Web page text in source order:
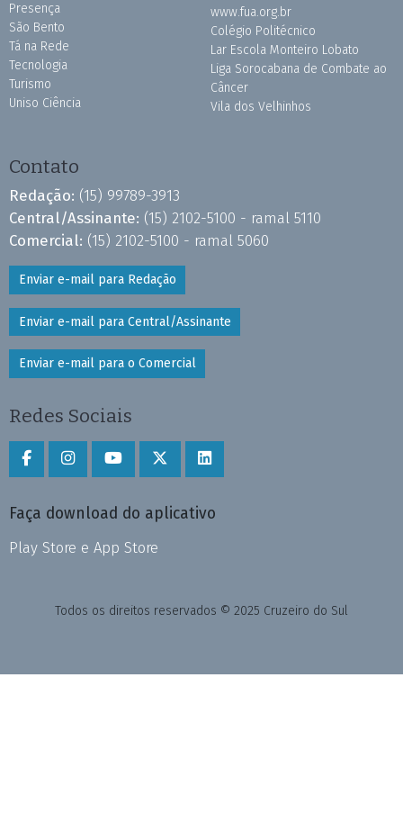
Presença
São Bento
Tá na Rede
Tecnologia
Turismo
Uniso Ciência
www.fua.org.br
Colégio Politécnico
Lar Escola Monteiro Lobato
Liga Sorocabana de Combate ao
Câncer
Vila dos Velhinhos
Contato
Redação: (15) 99789-3913
Central/Assinante: (15) 2102-5100 - ramal 5110
Comercial: (15) 2102-5100 - ramal 5060
Enviar e-mail para Redação
Enviar e-mail para Central/Assinante
Enviar e-mail para o Comercial
Redes Sociais
Faça download do aplicativo
Play Store e App Store
Todos os direitos reservados © 2025 Cruzeiro do Sul